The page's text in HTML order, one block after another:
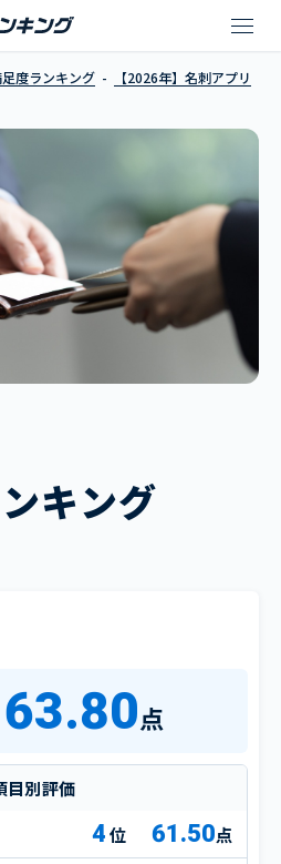
度ランキング
【2026年】名刺アプリ
キング
63.80点
目別評価
4 61.50点